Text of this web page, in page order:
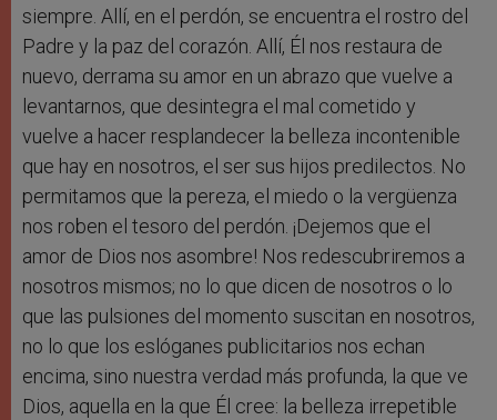
siempre. Allí, en el perdón, se encuentra el rostro del
Padre y la paz del corazón. Allí, Él nos restaura de
nuevo, derrama su amor en un abrazo que vuelve a
levantarnos, que desintegra el mal cometido y
vuelve a hacer resplandecer la belleza incontenible
que hay en nosotros, el ser sus hijos predilectos. No
permitamos que la pereza, el miedo o la vergüenza
nos roben el tesoro del perdón. ¡Dejemos que el
amor de Dios nos asombre! Nos redescubriremos a
nosotros mismos; no lo que dicen de nosotros o lo
que las pulsiones del momento suscitan en nosotros,
no lo que los eslóganes publicitarios nos echan
encima, sino nuestra verdad más profunda, la que ve
Dios, aquella en la que Él cree: la belleza irrepetible